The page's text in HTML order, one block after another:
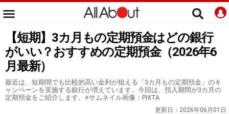
【短期】3カ月もの定期預金はどの銀行
がいい？おすすめの定期預金（2026年6
月最新）
最近は、短期間でも比較的高い金利が狙える「3カ月もの定期預金」のキ
ャンペーンを実施する銀行が増えています。今回は、預入期間が3カ月の
定期預金をご紹介します。※サムネイル画像：PIXTA
更新日： 2026年06月01日